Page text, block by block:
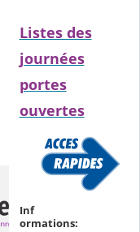
Listes des
journées
portes
ouvertes
Inf
ormations: